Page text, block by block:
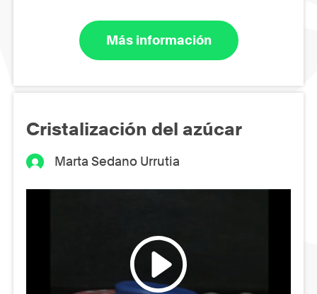
Más información
Cristalización del azúcar
Marta Sedano Urrutia